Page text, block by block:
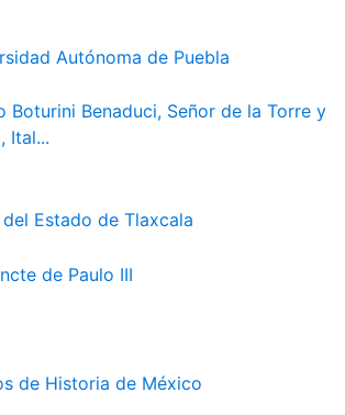
Autónoma de Puebla
Boturini Benaduci, Señor de la Torre y
Ital...
Estado de Tlaxcala
de Paulo III
de Historia de México